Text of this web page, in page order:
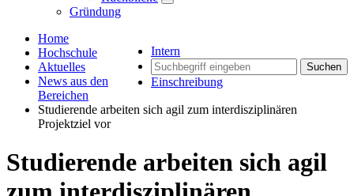
Gründung
Intern
Suchen
Einschreibung
Home
Hochschule
Aktuelles
News aus den
Bereichen
Studierende arbeiten sich agil zum interdisziplinären
Projektziel vor
Studierende arbeiten sich agil